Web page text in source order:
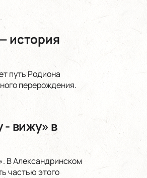
история
путь Родиона
перерождения.
вижу» в
В Александринском
частью этого